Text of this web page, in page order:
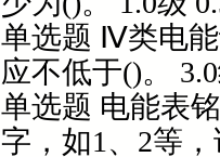
单选题 Ⅳ类电
应不低于()。
单选题 电能表
字，如1、2等